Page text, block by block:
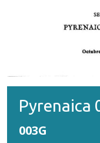
Pyrenaica
003G